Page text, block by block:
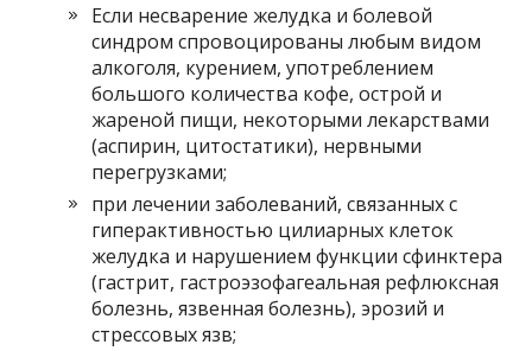
Если несварение желудка и болевой
синдром спровоцированы любым видом
алкоголя, курением, употреблением
большого количества кофе, острой и
жареной пищи, некоторыми лекарствами
(аспирин, цитостатики), нервными
перегрузками;
при лечении заболеваний, связанных с
гиперактивностью цилиарных клеток
желудка и нарушением функции сфинктера
(гастрит, гастроэзофагеальная рефлюксная
болезнь, язвенная болезнь), эрозий и
стрессовых язв;